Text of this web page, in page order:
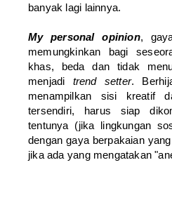
banyak lagi lainnya.
My personal opinion,
memungkinkan bagi
khas, beda dan tidak
menjadi trend setter.
menampilkan sisi kreatif
tersendiri, harus siap
tentunya (jika lingkungan
dengan gaya berpakaian
jika ada yang mengatakan